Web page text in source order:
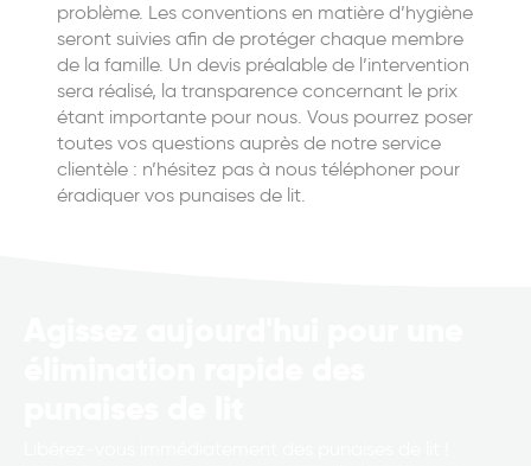
problème. Les conventions en matière d’hygiène
seront suivies afin de protéger chaque membre
de la famille. Un devis préalable de l’intervention
sera réalisé, la transparence concernant le prix
étant importante pour nous. Vous pourrez poser
toutes vos questions auprès de notre service
clientèle : n’hésitez pas à nous téléphoner pour
éradiquer vos punaises de lit.